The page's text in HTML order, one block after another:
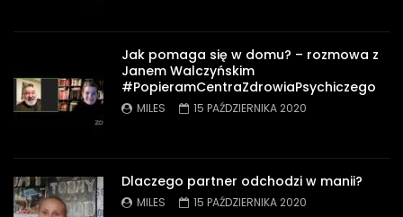
Jak pomaga się w domu? – rozmowa z
Janem Walczyńskim
#PopieramCentraZdrowiaPsychiczego
MILES 15 PAŹDZIERNIKA 2020
Dlaczego partner odchodzi w manii?
MILES 15 PAŹDZIERNIKA 2020